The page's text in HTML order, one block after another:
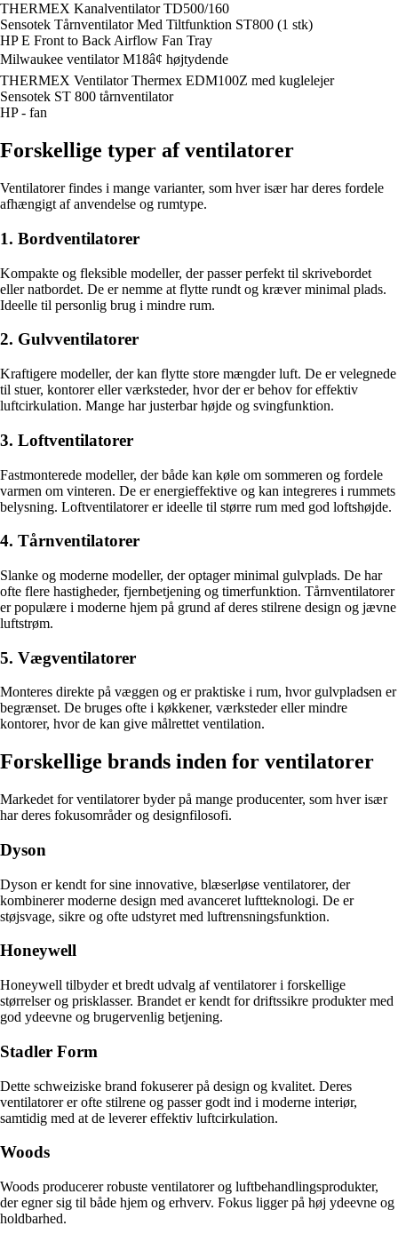
THERMEX Kanalventilator TD500/160
Sensotek Tårnventilator Med Tiltfunktion ST800 (1 stk)
HP E Front to Back Airflow Fan Tray
Milwaukee ventilator M18â¢ højtydende
THERMEX Ventilator Thermex EDM100Z med kuglelejer
Sensotek ST 800 tårnventilator
HP - fan
Forskellige typer af ventilatorer
Ventilatorer findes i mange varianter, som hver især har deres fordele
afhængigt af anvendelse og rumtype.
1. Bordventilatorer
Kompakte og fleksible modeller, der passer perfekt til skrivebordet
eller natbordet. De er nemme at flytte rundt og kræver minimal plads.
Ideelle til personlig brug i mindre rum.
2. Gulvventilatorer
Kraftigere modeller, der kan flytte store mængder luft. De er velegnede
til stuer, kontorer eller værksteder, hvor der er behov for effektiv
luftcirkulation. Mange har justerbar højde og svingfunktion.
3. Loftventilatorer
Fastmonterede modeller, der både kan køle om sommeren og fordele
varmen om vinteren. De er energieffektive og kan integreres i rummets
belysning. Loftventilatorer er ideelle til større rum med god loftshøjde.
4. Tårnventilatorer
Slanke og moderne modeller, der optager minimal gulvplads. De har
ofte flere hastigheder, fjernbetjening og timerfunktion. Tårnventilatorer
er populære i moderne hjem på grund af deres stilrene design og jævne
luftstrøm.
5. Vægventilatorer
Monteres direkte på væggen og er praktiske i rum, hvor gulvpladsen er
begrænset. De bruges ofte i køkkener, værksteder eller mindre
kontorer, hvor de kan give målrettet ventilation.
Forskellige brands inden for ventilatorer
Markedet for ventilatorer byder på mange producenter, som hver især
har deres fokusområder og designfilosofi.
Dyson
Dyson er kendt for sine innovative, blæserløse ventilatorer, der
kombinerer moderne design med avanceret luftteknologi. De er
støjsvage, sikre og ofte udstyret med luftrensningsfunktion.
Honeywell
Honeywell tilbyder et bredt udvalg af ventilatorer i forskellige
størrelser og prisklasser. Brandet er kendt for driftssikre produkter med
god ydeevne og brugervenlig betjening.
Stadler Form
Dette schweiziske brand fokuserer på design og kvalitet. Deres
ventilatorer er ofte stilrene og passer godt ind i moderne interiør,
samtidig med at de leverer effektiv luftcirkulation.
Woods
Woods producerer robuste ventilatorer og luftbehandlingsprodukter,
der egner sig til både hjem og erhverv. Fokus ligger på høj ydeevne og
holdbarhed.